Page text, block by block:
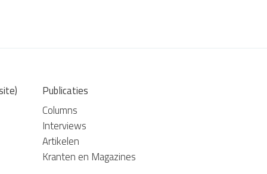
Publicaties
Columns
Interviews
Artikelen
Kranten en Magazines